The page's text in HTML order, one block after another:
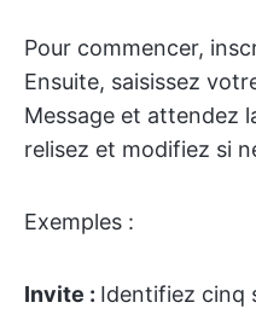
Pour commencer,
Ensuite, saisissez
Message et attendez
relisez et modifiez si
Exemples :
Invite : Identifiez cinq